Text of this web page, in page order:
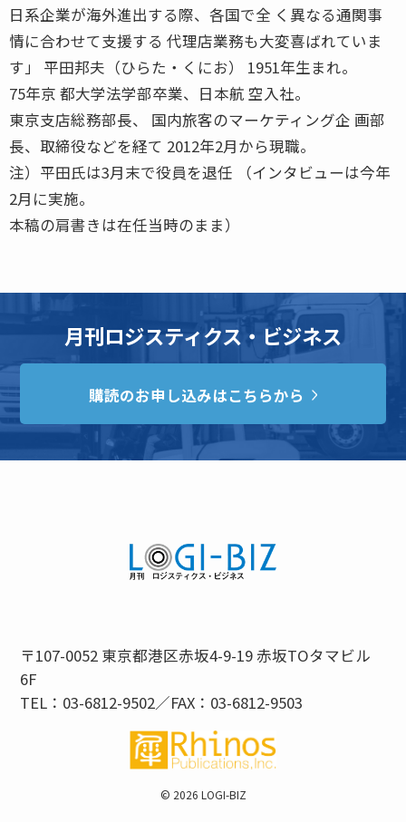
日系企業が海外進出する際、各国で全 く異なる通関事
情に合わせて支援する 代理店業務も大変喜ばれていま
す」 平田邦夫（ひらた・くにお） 1951年生まれ。
75年京 都大学法学部卒業、日本航 空入社。
東京支店総務部長、 国内旅客のマーケティング企 画部
長、取締役などを経て 2012年2月から現職。
注）平田氏は3月末で役員を退任 （インタビューは今年
2月に実施。
本稿の肩書きは在任当時のまま）
月刊ロジスティクス・ビジネス
購読のお申し込みはこちらから
〒107-0052 東京都港区赤坂4-9-19 赤坂TOタマビル
6F
TEL：03-6812-9502／FAX：03-6812-9503
© 2026 LOGI-BIZ